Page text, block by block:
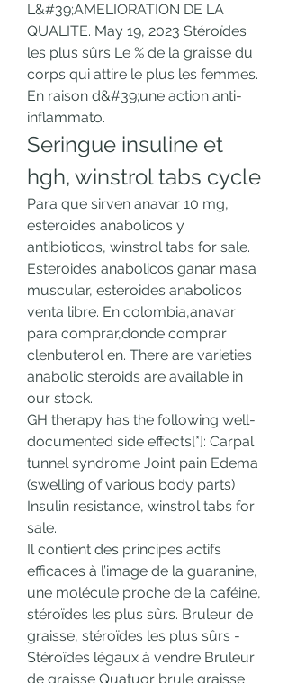
L&#39;AMELIORATION DE LA
QUALITE. May 19, 2023 Stéroïdes
les plus sûrs Le % de la graisse du
corps qui attire le plus les femmes.
En raison d&#39;une action anti-
inflammato.
Seringue insuline et
hgh, winstrol tabs cycle
Para que sirven anavar 10 mg,
esteroides anabolicos y
antibioticos, winstrol tabs for sale.
Esteroides anabolicos ganar masa
muscular, esteroides anabolicos
venta libre. En colombia,anavar
para comprar,donde comprar
clenbuterol en. There are varieties
anabolic steroids are available in
our stock.
GH therapy has the following well-
documented side effects[*]: Carpal
tunnel syndrome Joint pain Edema
(swelling of various body parts)
Insulin resistance, winstrol tabs for
sale.
Il contient des principes actifs
efficaces à l’image de la guaranine,
une molécule proche de la caféine,
stéroïdes les plus sûrs. Bruleur de
graisse, stéroïdes les plus sûrs -
Stéroïdes légaux à vendre Bruleur
de graisse Quatuor brule graisse